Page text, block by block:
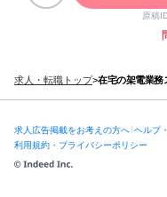
原稿
求人・転職トップ>在宅の架電業務
求人広告掲載をお考えの方へ ヘルプ
利用規約・プライバシーポリシー